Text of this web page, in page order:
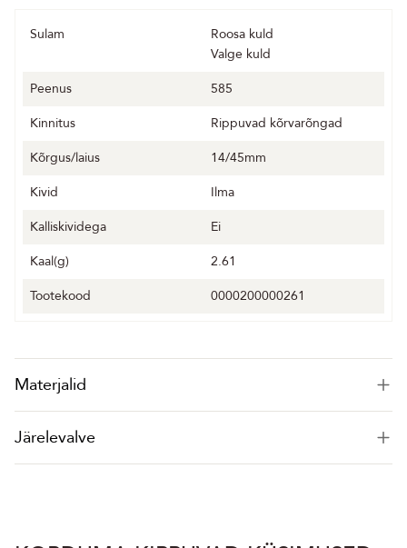
Sulam
Roosa kuld
Valge kuld
Peenus
585
Kinnitus
Rippuvad kõrvarõngad
Kõrgus/laius
14/45mm
Kivid
Ilma
Kalliskividega
Ei
Kaal(g)
2.61
Tootekood
0000200000261
Materjalid
Järelevalve